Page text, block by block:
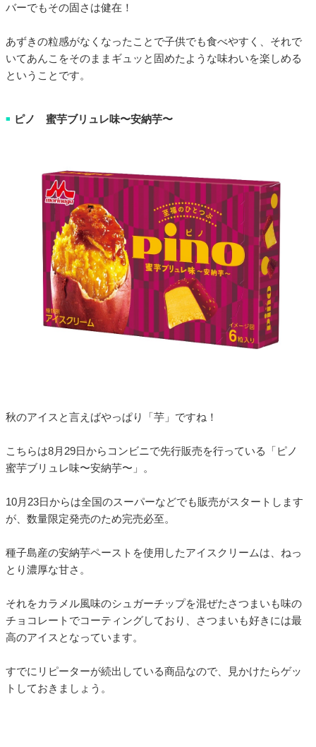
バーでもその固さは健在！
あずきの粒感がなくなったことで子供でも食べやすく、それで
いてあんこをそのままギュッと固めたような味わいを楽しめる
ということです。
■ ピノ 蜜芋ブリュレ味〜安納芋〜
秋のアイスと言えばやっぱり「芋」ですね！
こちらは8月29日からコンビニで先行販売を行っている「ピノ
蜜芋ブリュレ味〜安納芋〜」。
10月23日からは全国のスーパーなどでも販売がスタートします
が、数量限定発売のため完売必至。
種子島産の安納芋ペーストを使用したアイスクリームは、ねっ
とり濃厚な甘さ。
それをカラメル風味のシュガーチップを混ぜたさつまいも味の
チョコレートでコーティングしており、さつまいも好きには最
高のアイスとなっています。
すでにリピーターが続出している商品なので、見かけたらゲッ
トしておきましょう。